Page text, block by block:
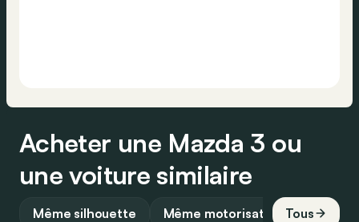
Acheter une Mazda 3 ou
une voiture similaire
Même silhouette Même motorisation Tous